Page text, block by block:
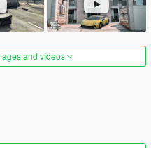
and videos